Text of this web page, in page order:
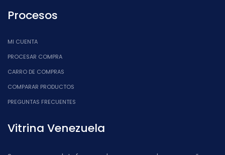
Procesos
MI CUENTA
PROCESAR COMPRA
CARRO DE COMPRAS
COMPARAR PRODUCTOS
PREGUNTAS FRECUENTES
Vitrina Venezuela